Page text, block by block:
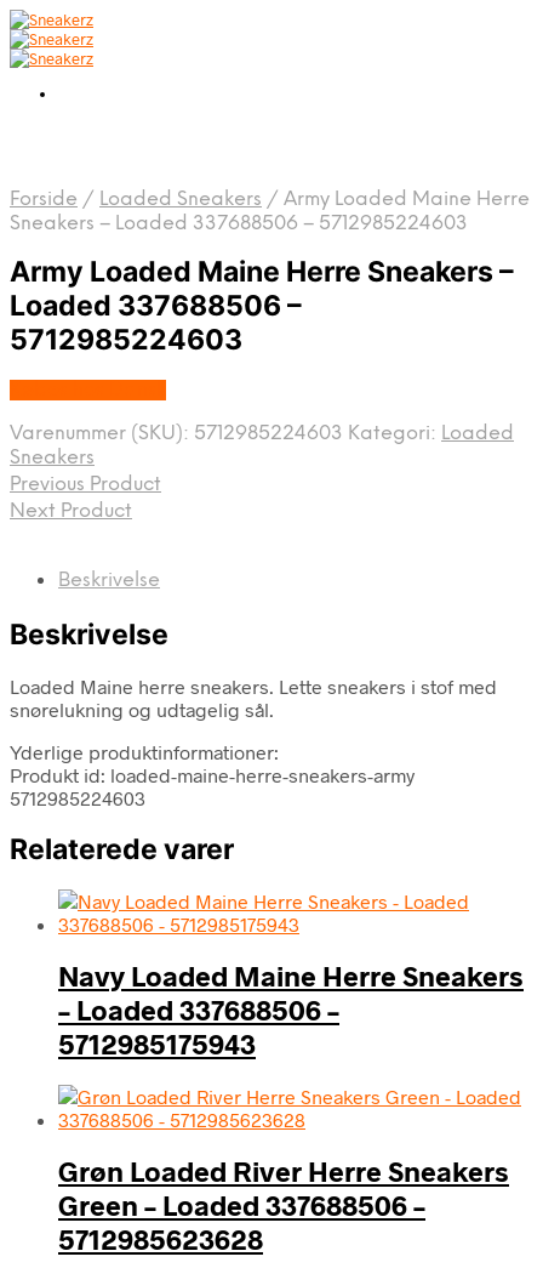
Forside / Loaded Sneakers / Army Loaded Maine Herre
Sneakers – Loaded 337688506 – 5712985224603
Army Loaded Maine Herre Sneakers –
Loaded 337688506 –
5712985224603
Varenummer (SKU): 5712985224603 Kategori: Loaded
Sneakers
Previous Product
Next Product
Beskrivelse
Beskrivelse
Loaded Maine herre sneakers. Lette sneakers i stof med
snørelukning og udtagelig sål.
Yderlige produktinformationer:
Produkt id: loaded-maine-herre-sneakers-army
5712985224603
Relaterede varer
Navy Loaded Maine Herre Sneakers
– Loaded 337688506 –
5712985175943
Grøn Loaded River Herre Sneakers
Green – Loaded 337688506 –
5712985623628